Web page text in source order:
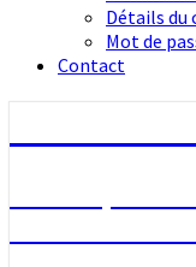
Détails du
Mot de
Contact